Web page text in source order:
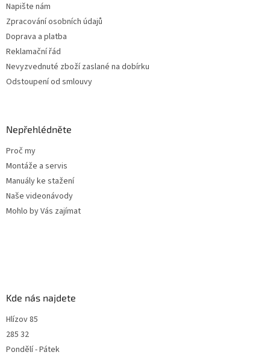
Napište nám
Zpracování osobních údajů
Doprava a platba
Reklamační řád
Nevyzvednuté zboží zaslané na dobírku
Odstoupení od smlouvy
Nepřehlédněte
Proč my
Montáže a servis
Manuály ke stažení
Naše videonávody
Mohlo by Vás zajímat
Kde nás najdete
Hlízov 85
285 32
Pondělí - Pátek